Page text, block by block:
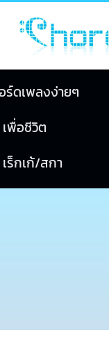
ร์ดเพลงง่ายๆ
เพื่อชีวิต
เร็กเก้/สกา